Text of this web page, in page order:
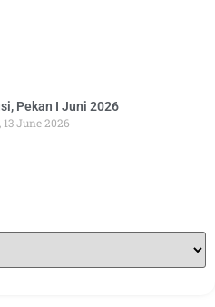
Pekan I Juni 2026
June 2026